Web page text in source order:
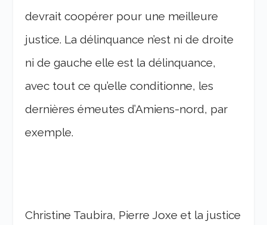
devrait coopérer pour une meilleure
justice. La délinquance n’est ni de droite
ni de gauche elle est la délinquance,
avec tout ce qu’elle conditionne, les
dernières émeutes d’Amiens-nord, par
exemple.
Christine Taubira, Pierre Joxe et la justice